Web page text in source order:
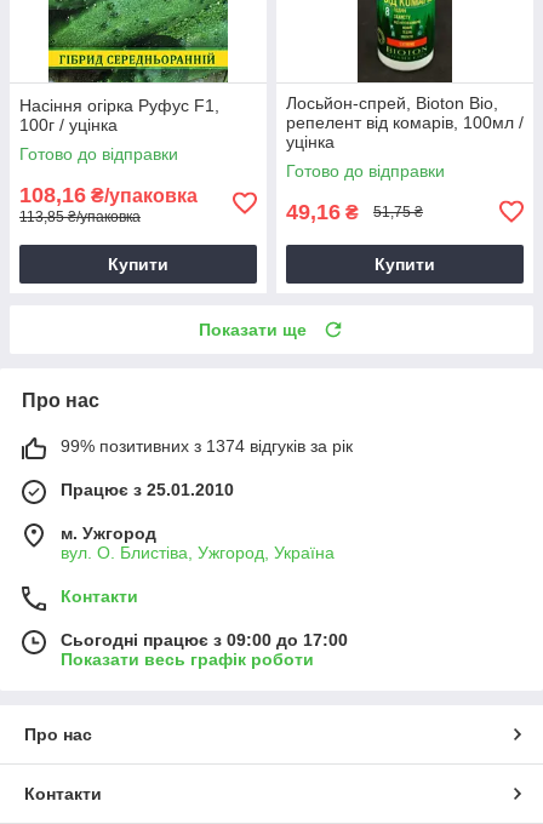
Насіння огірка Руфус F1,
100г / уцінка
Готово до відправки
108,16 ₴/упаковка
113,85 ₴/упаковка
Купити
Лосьйон-спрей, Bioton Bio,
репелент від комарів, 100мл /
уцінка
Готово до відправки
49,16 ₴ 51,75 ₴
Купити
Показати ще
Про нас
99% позитивних з 1374 відгуків за рік
Працює з 25.01.2010
м. Ужгород
вул. О. Блистіва, Ужгород, Україна
Контакти
Сьогодні працює з 09:00 до 17:00
Показати весь графік роботи
Про нас
Контакти